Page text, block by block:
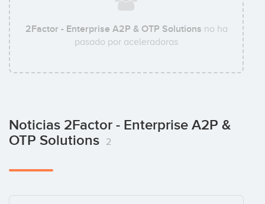
2Factor - Enterprise A2P & OTP Solutions no ha
pasado por aceleradoras
Noticias 2Factor - Enterprise A2P &
OTP Solutions
2